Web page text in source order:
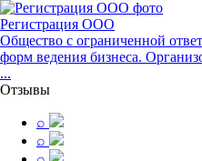
Регистрация ООО
Общество с ограниченной
форм ведения бизнеса.
...
Отзывы
⌕
⌕